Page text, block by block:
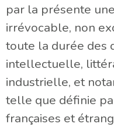
par la présente
irrévocable, non
toute la durée des
intellectuelle,
industrielle, et
telle que définie
françaises et